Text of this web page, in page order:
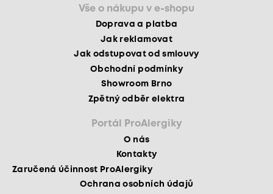
Vše o nákupu v e-shopu
Doprava a platba
Jak reklamovat
Jak odstupovat od smlouvy
Obchodní podmínky
Showroom Brno
Zpětný odběr elektra
Portál ProAlergiky
O nás
Kontakty
Zaručená účinnost ProAlergiky
Ochrana osobních údajů